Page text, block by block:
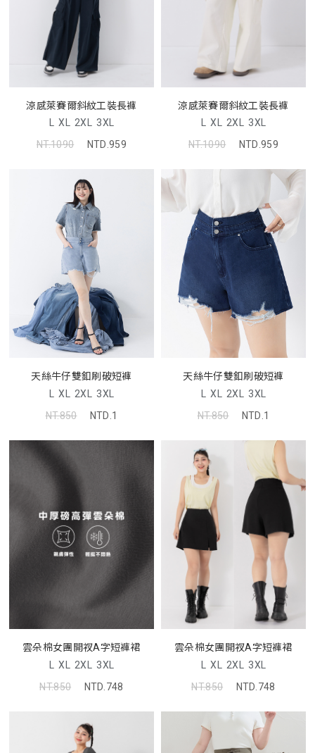
涼感萊賽爾斜紋工裝長褲
L XL 2XL 3XL
NT.1090
NTD.959
涼感萊賽爾斜紋工裝長褲
L XL 2XL 3XL
NT.1090
NTD.959
天絲牛仔雙釦刷破短褲
L XL 2XL 3XL
NT.850
NTD.1
天絲牛仔雙釦刷破短褲
L XL 2XL 3XL
NT.850
NTD.1
雲朵棉女團開衩A字短褲裙
L XL 2XL 3XL
NT.850
NTD.748
雲朵棉女團開衩A字短褲裙
L XL 2XL 3XL
NT.850
NTD.748